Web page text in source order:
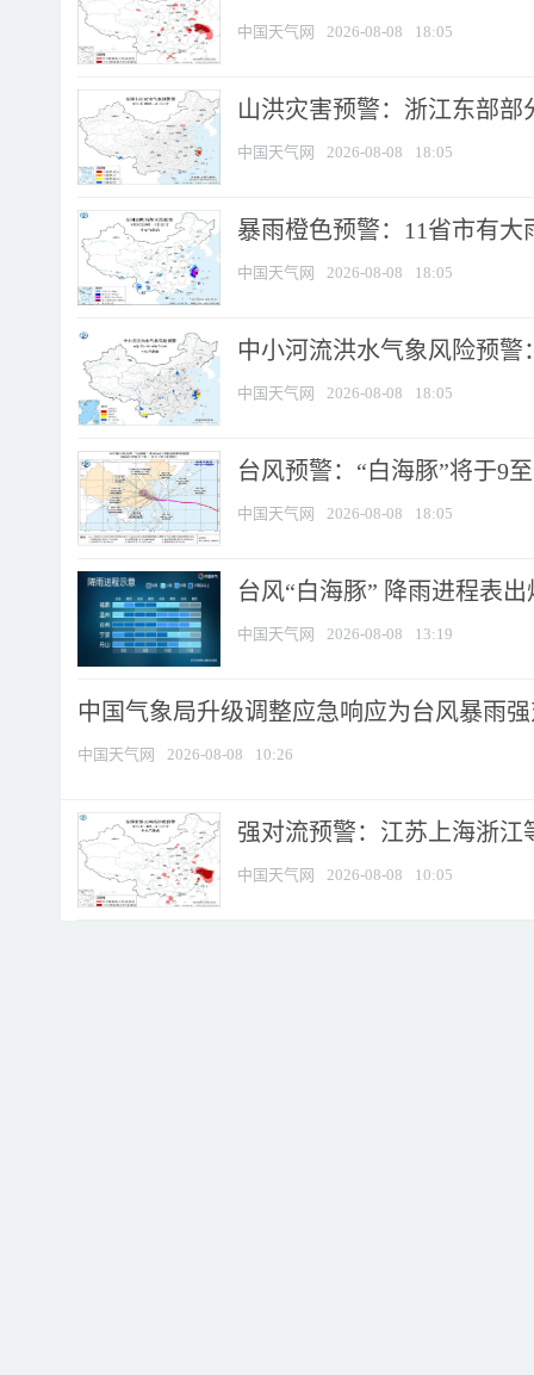
中国天气网 2026-08-08 18:05
山洪灾害预警：浙江东部
中国天气网 2026-08-08 18:05
暴雨橙色预警：11省市有
中国天气网 2026-08-08 18:05
中小河流洪水气象风险预
中国天气网 2026-08-08 18:05
台风预警：“白海豚”将于9
中国天气网 2026-08-08 18:05
台风“白海豚” 降雨进程表
中国天气网 2026-08-08 13:19
中国气象局升级调整应急响应为台风暴雨
中国天气网 2026-08-08 10:26
强对流预警：江苏上海浙江
中国天气网 2026-08-08 10:05